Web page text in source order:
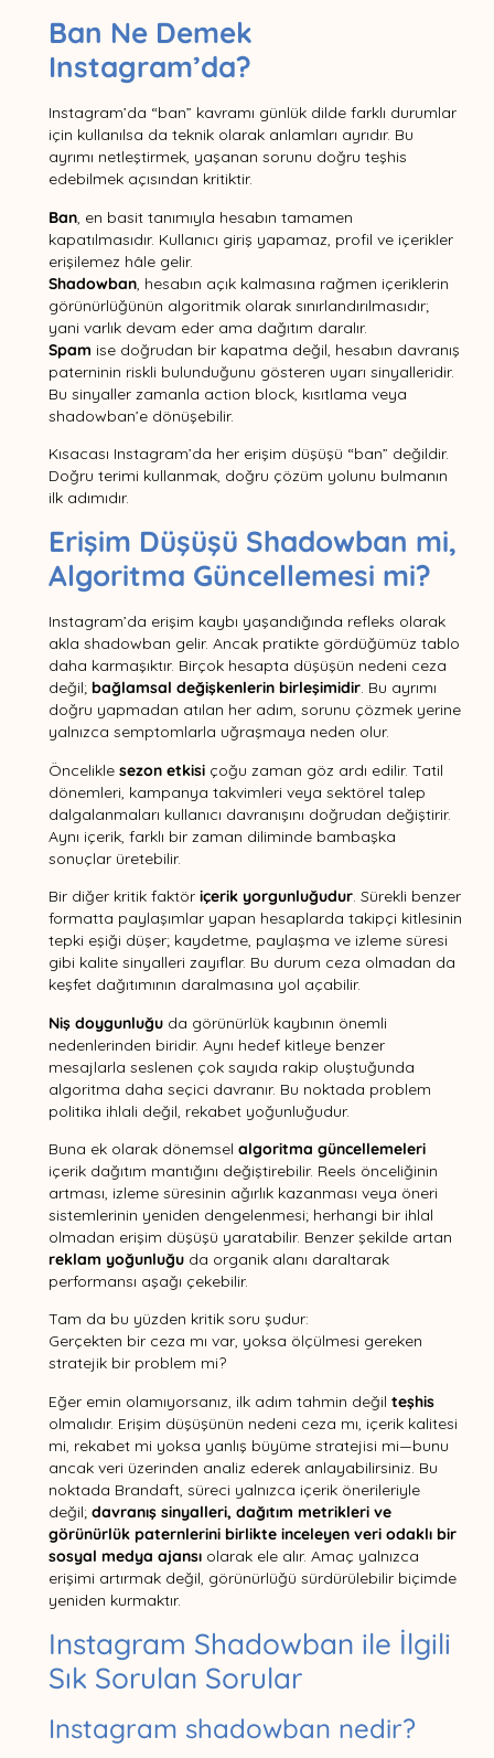
Ban Ne Demek
Instagram’da?
Instagram’da “ban” kavramı günlük dilde farklı durumlar
için kullanılsa da teknik olarak anlamları ayrıdır. Bu
ayrımı netleştirmek, yaşanan sorunu doğru teşhis
edebilmek açısından kritiktir.
Ban, en basit tanımıyla hesabın tamamen
kapatılmasıdır. Kullanıcı giriş yapamaz, profil ve içerikler
erişilemez hâle gelir.
Shadowban, hesabın açık kalmasına rağmen içeriklerin
görünürlüğünün algoritmik olarak sınırlandırılmasıdır;
yani varlık devam eder ama dağıtım daralır.
Spam ise doğrudan bir kapatma değil, hesabın davranış
paterninin riskli bulunduğunu gösteren uyarı sinyalleridir.
Bu sinyaller zamanla action block, kısıtlama veya
shadowban’e dönüşebilir.
Kısacası Instagram’da her erişim düşüşü “ban” değildir.
Doğru terimi kullanmak, doğru çözüm yolunu bulmanın
ilk adımıdır.
Erişim Düşüşü Shadowban mi,
Algoritma Güncellemesi mi?
Instagram’da erişim kaybı yaşandığında refleks olarak
akla shadowban gelir. Ancak pratikte gördüğümüz tablo
daha karmaşıktır. Birçok hesapta düşüşün nedeni ceza
değil; bağlamsal değişkenlerin birleşimidir. Bu ayrımı
doğru yapmadan atılan her adım, sorunu çözmek yerine
yalnızca semptomlarla uğraşmaya neden olur.
Öncelikle sezon etkisiçoğu zaman göz ardı edilir. Tatil
dönemleri, kampanya takvimleri veya sektörel talep
dalgalanmaları kullanıcı davranışını doğrudan değiştirir.
Aynı içerik, farklı bir zaman diliminde bambaşka
sonuçlar üretebilir.
Bir diğer kritik faktör içerik yorgunluğudur. Sürekli benzer
formatta paylaşımlar yapan hesaplarda takipçi kitlesinin
tepki eşiği düşer; kaydetme, paylaşma ve izleme süresi
gibi kalite sinyalleri zayıflar. Bu durum ceza olmadan da
keşfet dağıtımının daralmasına yol açabilir.
Niş doygunluğuda görünürlük kaybının önemli
nedenlerinden biridir. Aynı hedef kitleye benzer
mesajlarla seslenen çok sayıda rakip oluştuğunda
algoritma daha seçici davranır. Bu noktada problem
politika ihlali değil, rekabet yoğunluğudur.
Buna ek olarak dönemsel algoritma güncellemeleri
içerik dağıtım mantığını değiştirebilir. Reels önceliğinin
artması, izleme süresinin ağırlık kazanması veya öneri
sistemlerinin yeniden dengelenmesi; herhangi bir ihlal
olmadan erişim düşüşü yaratabilir. Benzer şekilde artan
reklam yoğunluğuda organik alanı daraltarak
performansı aşağı çekebilir.
Tam da bu yüzden kritik soru şudur:
Gerçekten bir ceza mı var, yoksa ölçülmesi gereken
stratejik bir problem mi?
Eğer emin olamıyorsanız, ilk adım tahmin değil teşhis
olmalıdır. Erişim düşüşünün nedeni ceza mı, içerik kalitesi
mi, rekabet mi yoksa yanlış büyüme stratejisi mi—bunu
ancak veri üzerinden analiz ederek anlayabilirsiniz. Bu
noktada Brandaft, süreci yalnızca içerik önerileriyle
değil; davranış sinyalleri, dağıtım metrikleri ve
görünürlük paternlerini birlikte inceleyen veri odaklı bir
sosyal medya ajansıolarak ele alır. Amaç yalnızca
erişimi artırmak değil, görünürlüğü sürdürülebilir biçimde
yeniden kurmaktır.
Instagram Shadowban ile İlgili
Sık Sorulan Sorular
Instagram shadowban nedir?